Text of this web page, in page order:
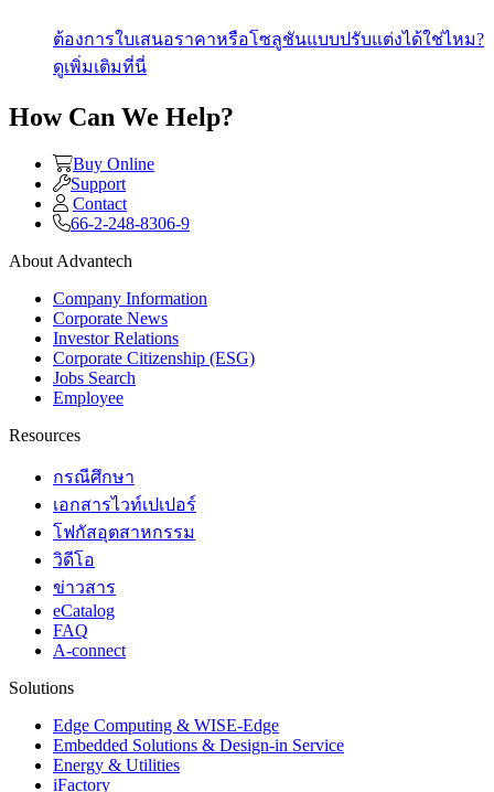
ต้องการใบเสนอราคาหรือโซลูชันแบบปรับแต่งได้ใช่ไหม?
ดูเพิ่มเติมที่นี่
How Can We Help?
Buy Online
Support
Contact
66-2-248-8306-9
About Advantech
Company Information
Corporate News
Investor Relations
Corporate Citizenship (ESG)
Jobs Search
Employee
Resources
กรณีศึกษา
เอกสารไวท์เปเปอร์
โฟกัสอุตสาหกรรม
วิดีโอ
ข่าวสาร
eCatalog
FAQ
A-connect
Solutions
Edge Computing & WISE-Edge
Embedded Solutions & Design-in Service
Energy & Utilities
iFactory